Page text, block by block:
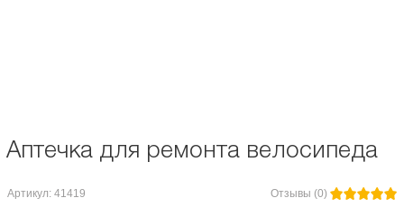
Аптечка для ремонта велосипеда
Артикул: 41419 Отзывы (0)